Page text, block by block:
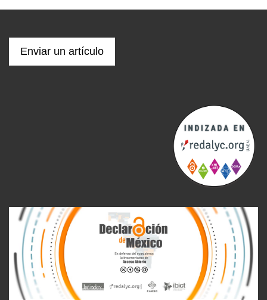
Enviar un artículo